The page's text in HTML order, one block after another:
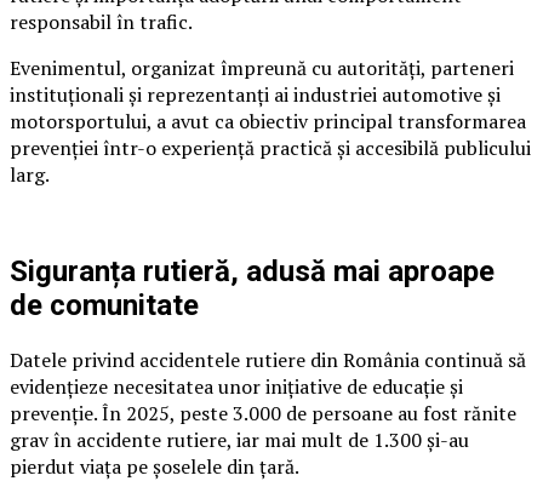
responsabil în trafic.
Evenimentul, organizat împreună cu autorități, parteneri
instituționali și reprezentanți ai industriei automotive și
motorsportului, a avut ca obiectiv principal transformarea
prevenției într-o experiență practică și accesibilă publicului
larg.
Siguranța rutieră, adusă mai aproape
de comunitate
Datele privind accidentele rutiere din România continuă să
evidențieze necesitatea unor inițiative de educație și
prevenție. În 2025, peste 3.000 de persoane au fost rănite
grav în accidente rutiere, iar mai mult de 1.300 și-au
pierdut viața pe șoselele din țară.